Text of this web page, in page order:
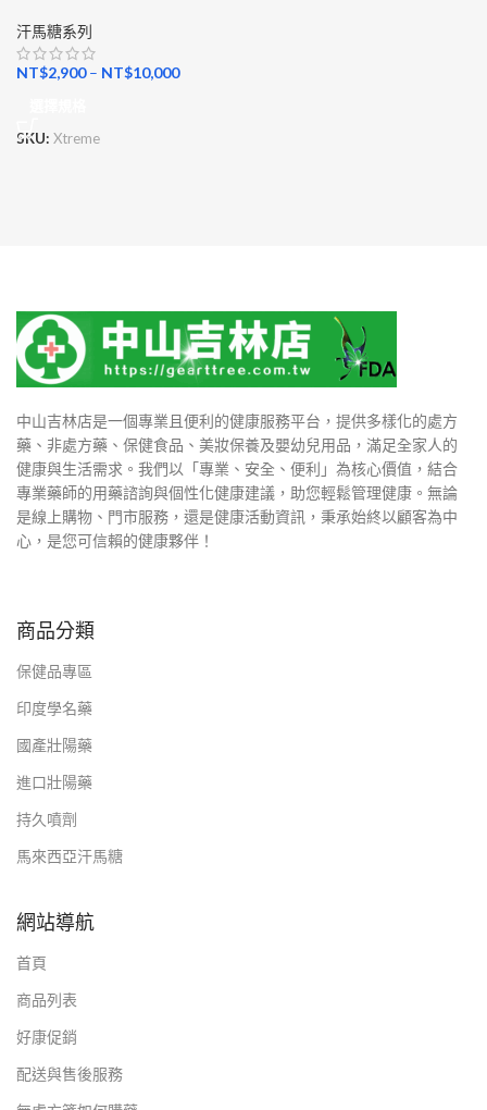
汗馬糖系列
NT$2,900– NT$10,000
SKU: Xtreme
中山吉林店是一個專業且便利的健康服務平台，提供多樣化的處方
藥、非處方藥、保健食品、美妝保養及嬰幼兒用品，滿足全家人的
健康與生活需求。我們以「專業、安全、便利」為核心價值，結合
專業藥師的用藥諮詢與個性化健康建議，助您輕鬆管理健康。無論
是線上購物、門市服務，還是健康活動資訊，秉承始終以顧客為中
心，是您可信賴的健康夥伴！
商品分類
保健品專區
印度學名藥
國產壯陽藥
進口壯陽藥
持久噴劑
馬來西亞汗馬糖
網站導航
首頁
商品列表
好康促銷
配送與售後服務